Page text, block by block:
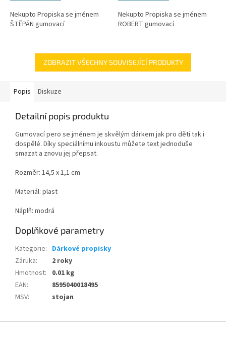
Nekupto Propiska se jménem
ŠTĚPÁN gumovací
Nekupto Propiska se jménem
ROBERT gumovací
ZOBRAZIT VŠECHNY SOUVISEJÍCÍ PRODUKTY
Popis Diskuze
Detailní popis produktu
Gumovací pero se jménem je skvělým dárkem jak pro děti tak i
dospělé. Díky speciálnímu inkoustu můžete text jednoduše
smazat a znovu jej přepsat.
Rozměr: 14,5 x 1,1 cm
Materiál: plast
Náplň: modrá
Doplňkové parametry
Kategorie: Dárkové propisky
Záruka:
2 roky
Hmotnost:
0.01 kg
EAN:
8595040018495
MSV: stojan